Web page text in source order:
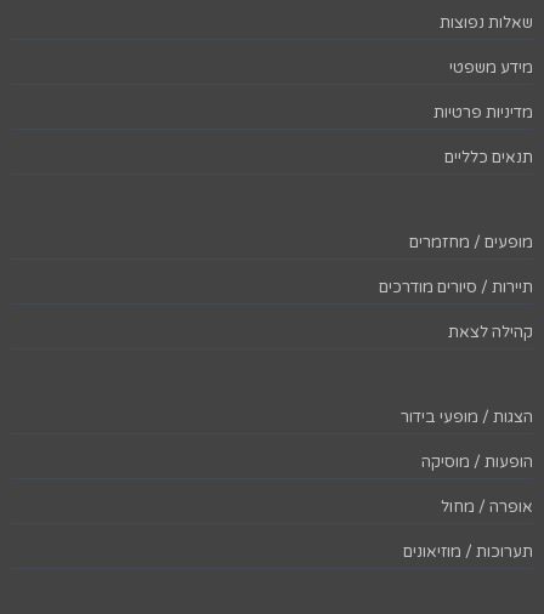
שאלות נפוצות
מידע משפטי
מדיניות פרטיות
תנאים כלליים
מופעים / מחזמרים
תיירות / סיורים מודרכים
קהילה לצאת
הצגות / מופעי בידור
הופעות / מוסיקה
אופרה / מחול
תערוכות / מוזיאונים